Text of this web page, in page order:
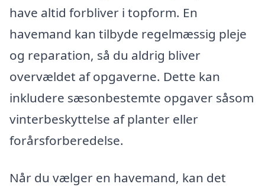
have altid forbliver i topform. En
havemand kan tilbyde regelmæssig pleje
og reparation, så du aldrig bliver
overvældet af opgaverne. Dette kan
inkludere sæsonbestemte opgaver såsom
vinterbeskyttelse af planter eller
forårsforberedelse.
Når du vælger en havemand, kan det